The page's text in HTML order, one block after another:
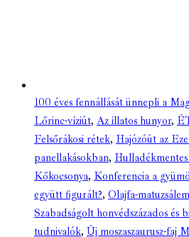
100 éves fennállását ünnepli a
Lőrinc-víziút, Az illatos hunyor,
Felsőrákosi rétek, Hajózóút az
panellakásokban,
Kőkocsonya, Konferencia a
együtt figurált?, Olajfa-
Szabadságolt honvédszázados és
tudnivalók, Új moszaszaurusz-faj